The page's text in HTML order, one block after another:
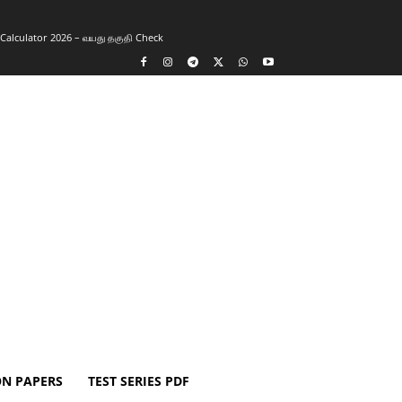
2026 – வயது தகுதி Check
PAPERS TEST SERIES PDF